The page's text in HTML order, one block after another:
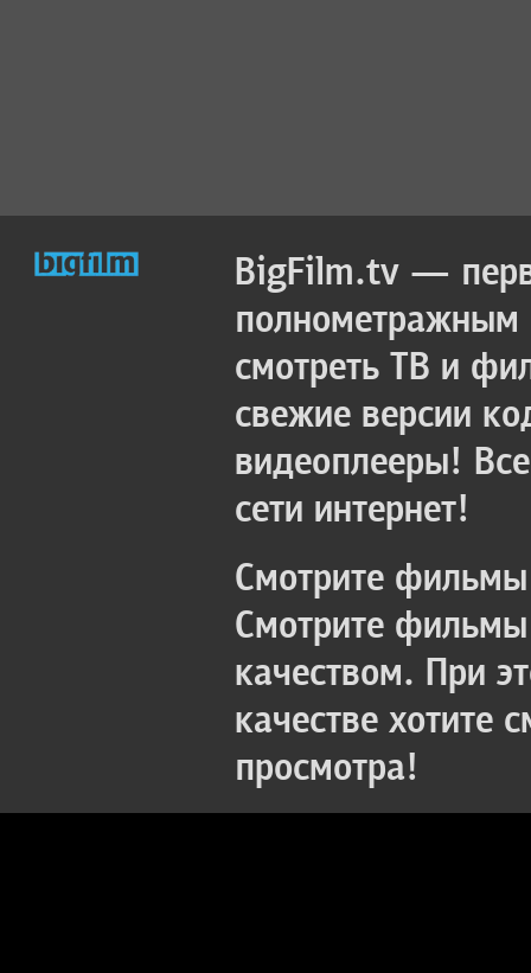
BigFilm.tv —
полнометражным
смотреть ТВ и
свежие версии
видеоплееры!
сети интернет!
Смотрите
Смотрите
качеством. При
качестве хотите
просмотра!